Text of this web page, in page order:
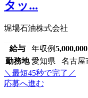
タッ...
堀場石油株式会社
給与 年収例5,000,000
勤務地 愛知県 名古屋
＼最短45秒で完了／
応募へ進む